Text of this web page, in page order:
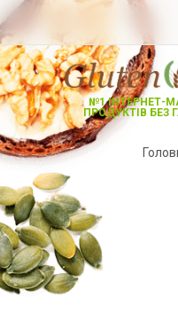
№1 ІНТЕРНЕТ-
ПРОДУКТІВ БЕЗ